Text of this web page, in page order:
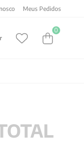
Meus Pedidos
0